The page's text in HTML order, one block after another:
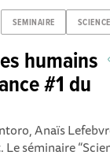
SEMINAIRE
humains
#1 du
Anaïs
séminaire